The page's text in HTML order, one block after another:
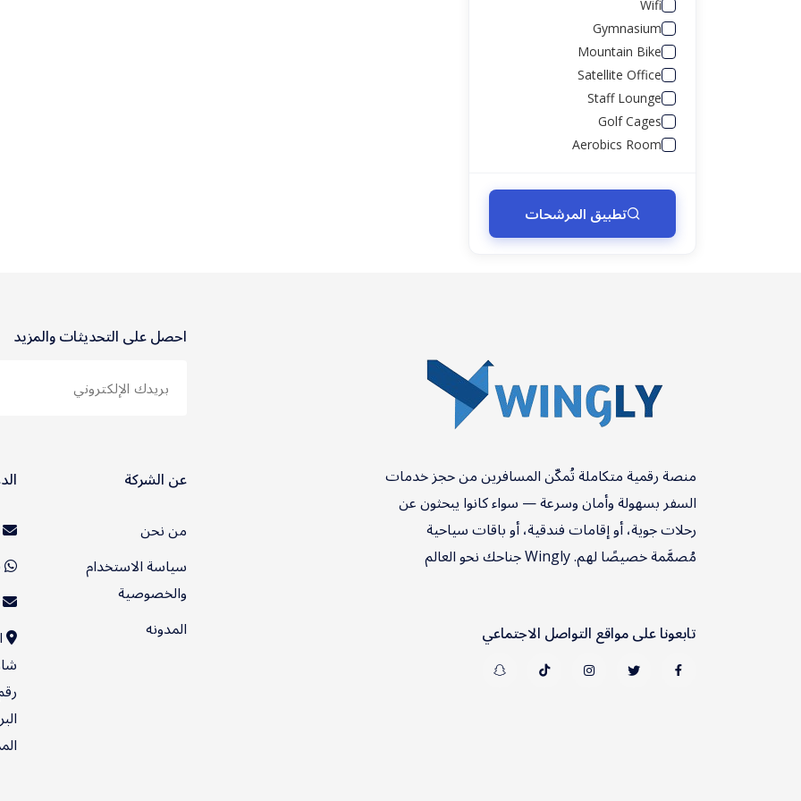
Wifi
Gymnasium
Mountain Bike
Satellite Office
Staff Lounge
Golf Cages
Aerobics Room
تطبيق المرشحات
منصة رقمية متكاملة تُمكّن المسافرين من حجز خدمات
السفر بسهولة وأمان وسرعة — سواء كانوا يبحثون عن
رحلات جوية، أو إقامات فندقية، أو باقات سياحية
مُصمَّمة خصيصًا لهم. Wingly جناحك نحو العالم
تابعونا على مواقع التواصل الاجتماعي
احصل على التحديثات والمزيد
عن الشركة
من نحن
سياسة الاستخدام
والخصوصية
المدونه
920032896
Info@wingly.net